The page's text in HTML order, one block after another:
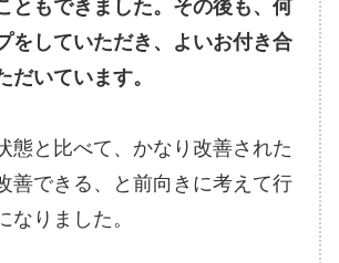
ともできました。その後も、何
をしていただき、よいお付き合
だいています。
態と比べて、かなり改善された
善できる、と前向きに考えて行
なりました。